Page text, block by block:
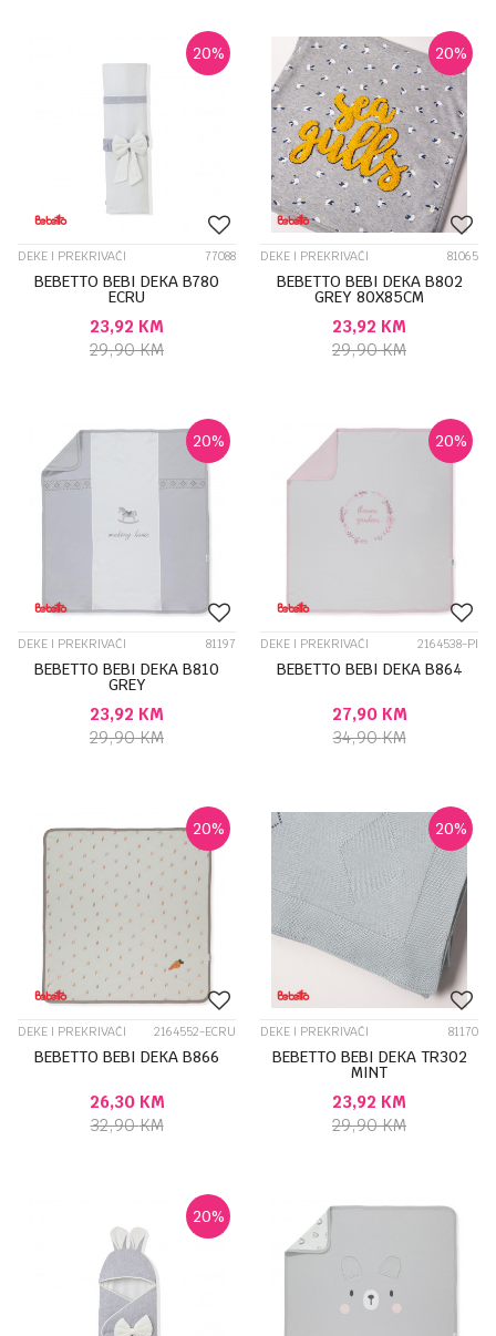
20%
DEKE I PREKRIVAČI 77088
BEBETTO BEBI DEKA B780
ECRU
23,92 KM
29,90KM
20%
DEKE I PREKRIVAČI 81065
BEBETTO BEBI DEKA B802
GREY 80X85CM
23,92 KM
29,90KM
20%
DEKE I PREKRIVAČI 81197
BEBETTO BEBI DEKA B810
GREY
23,92 KM
29,90KM
20%
DEKE I PREKRIVAČI 2164538-PI
BEBETTO BEBI DEKA B864
27,90 KM
34,90KM
20%
DEKE I PREKRIVAČI 2164552-ECRU
BEBETTO BEBI DEKA B866
26,30 KM
32,90KM
20%
DEKE I PREKRIVAČI 81170
BEBETTO BEBI DEKA TR302
MINT
23,92 KM
29,90KM
20%